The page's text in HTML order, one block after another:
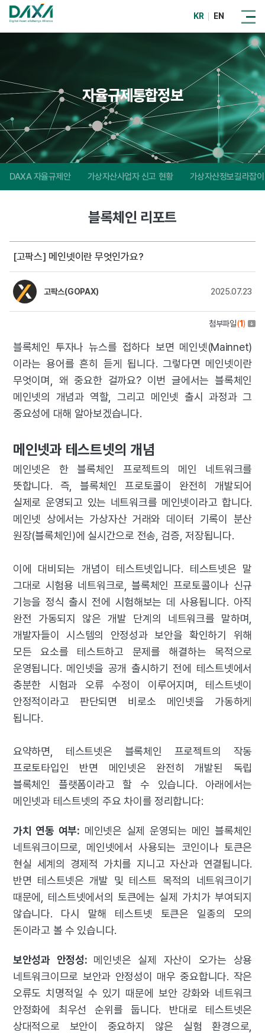
KR EN
자율규제통합정보
DAXA 자율규제안 가상자산사업자 신고 현황 가상자산정보길라잡이
블록체인 리포트
[고팍스] 메인넷이란 무엇인가요?
고팍스(GOPAX) 2025.07.23
첨부파일(1)
블록체인 투자나 뉴스를 접하다 보면 메인넷(Mainnet)
이라는 용어를 흔히 듣게 됩니다. 그렇다면 메인넷이란
무엇이며, 왜 중요한 걸까요? 이번 글에서는 블록체인
메인넷의 개념과 역할, 그리고 메인넷 출시 과정과 그
중요성에 대해 알아보겠습니다.
메인넷과 테스트넷의 개념
메인넷은 한 블록체인 프로젝트의 메인 네트워크를
뜻합니다. 즉, 블록체인 프로토콜이 완전히 개발되어
실제로 운영되고 있는 네트워크를 메인넷이라고 합니다.
메인넷 상에서는 가상자산 거래와 데이터 기록이 분산
원장(블록체인)에 실시간으로 전송, 검증, 저장됩니다.
이에 대비되는 개념이 테스트넷입니다. 테스트넷은 말
그대로 시험용 네트워크로, 블록체인 프로토콜이나 신규
기능을 정식 출시 전에 시험해보는 데 사용됩니다. 아직
완전 가동되지 않은 개발 단계의 네트워크를 말하며,
개발자들이 시스템의 안정성과 보안을 확인하기 위해
모든 요소를 테스트하고 문제를 해결하는 목적으로
운영됩니다. 메인넷을 공개 출시하기 전에 테스트넷에서
충분한 시험과 오류 수정이 이루어지며, 테스트넷이
안정적이라고 판단되면 비로소 메인넷을 가동하게
됩니다.
요약하면, 테스트넷은 블록체인 프로젝트의 작동
프로토타입인 반면 메인넷은 완전히 개발된 독립
블록체인 플랫폼이라고 할 수 있습니다. 아래에서는
메인넷과 테스트넷의 주요 차이를 정리합니다:
가치 연동 여부: 메인넷은 실제 운영되는 메인 블록체인
네트워크이므로, 메인넷에서 사용되는 코인이나 토큰은
현실 세계의 경제적 가치를 지니고 자산과 연결됩니다.
반면 테스트넷은 개발 및 테스트 목적의 네트워크이기
때문에, 테스트넷에서의 토큰에는 실제 가치가 부여되지
않습니다. 다시 말해 테스트넷 토큰은 일종의 모의
돈이라고 볼 수 있습니다.
보안성과 안정성: 메인넷은 실제 자산이 오가는 상용
네트워크이므로 보안과 안정성이 매우 중요합니다. 작은
오류도 치명적일 수 있기 때문에 보안 강화와 네트워크
안정화에 최우선 순위를 둡니다. 반대로 테스트넷은
상대적으로 보안이 중요하지 않은 실험 환경으로,